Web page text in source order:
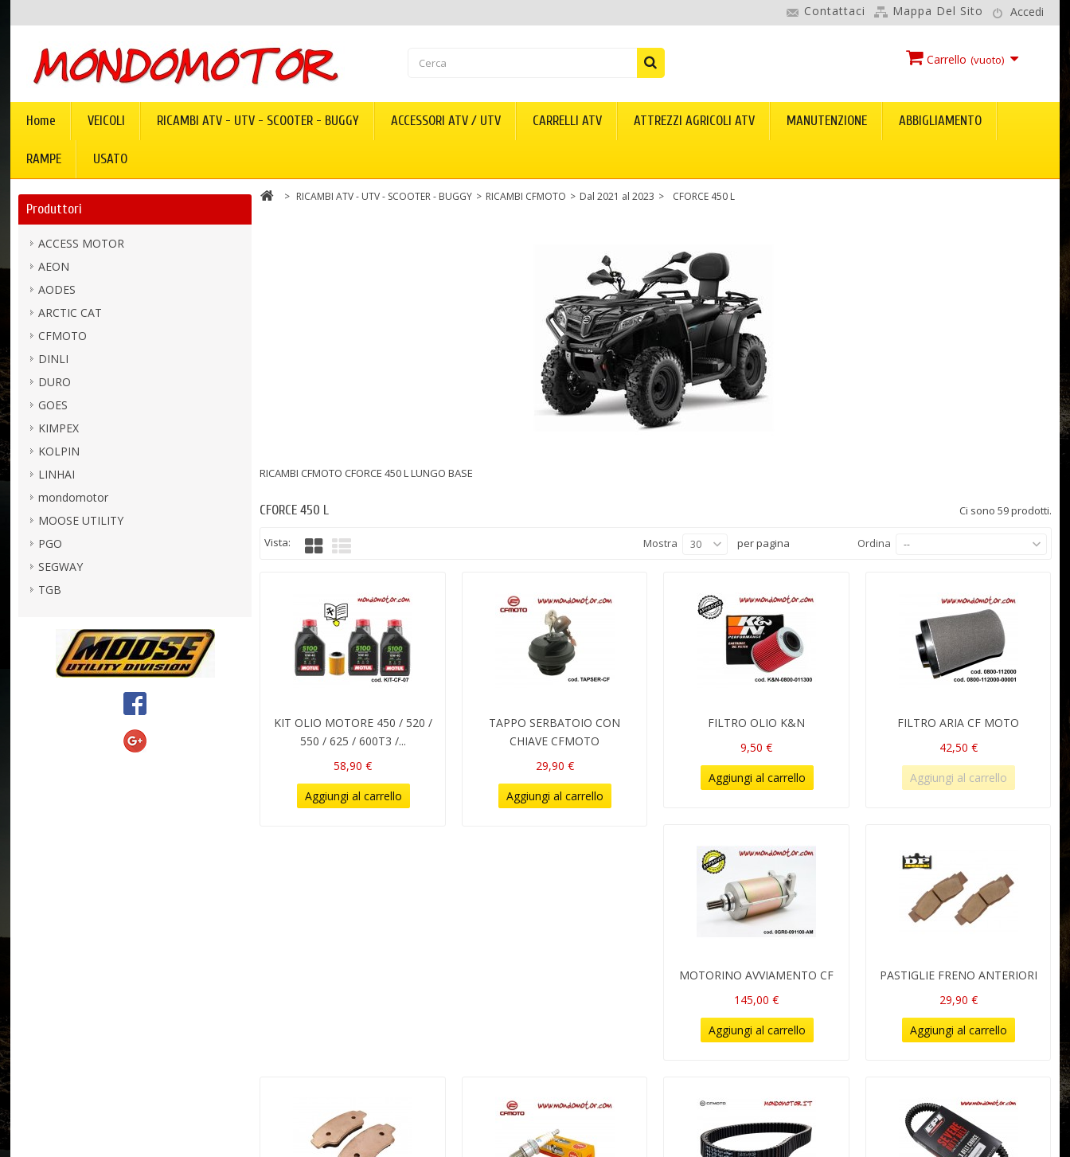
Accedi
Contattaci Mappa Del Sito
Carrello (vuoto)
Home VEICOLI RICAMBI ATV - UTV - SCOOTER - BUGGY ACCESSORI ATV / UTV CARRELLI ATV ATTREZZI AGRICOLI ATV MANUTENZIONE ABBIGLIAMENTO
RAMPE USATO
Produttori
ACCESS MOTOR
AEON
AODES
ARCTIC CAT
CFMOTO
DINLI
DURO
GOES
KIMPEX
KOLPIN
LINHAI
mondomotor
MOOSE UTILITY
PGO
SEGWAY
TGB
> RICAMBI ATV - UTV - SCOOTER - BUGGY > RICAMBI CFMOTO > Dal 2021 al 2023 > CFORCE 450 L
RICAMBI CFMOTO CFORCE 450 L LUNGO BASE
CFORCE 450 L Ci sono 59 prodotti.
Vista: Ordina --
Mostra 30 per pagina
KIT OLIO MOTORE 450 / 520 /
550 / 625 / 600T3 /...
58,90 €
Aggiungi al carrello
TAPPO SERBATOIO CON
CHIAVE CFMOTO
29,90 €
Aggiungi al carrello
FILTRO OLIO K&N
9,50 €
Aggiungi al carrello
FILTRO ARIA CF MOTO
42,50 €
Aggiungi al carrello
MOTORINO AVVIAMENTO CF
145,00 €
Aggiungi al carrello
PASTIGLIE FRENO ANTERIORI
29,90 €
Aggiungi al carrello